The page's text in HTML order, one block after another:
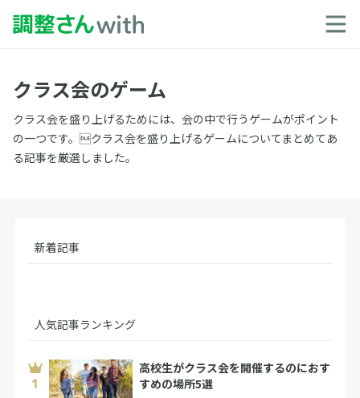
クラス会のゲーム
クラス会を盛り上げるためには、会の中で行うゲームがポイント
の一つです。クラス会を盛り上げるゲームについてまとめてあ
る記事を厳選しました。
新着記事
人気記事ランキング
高校生がクラス会を開催するのにおす
すめの場所5選